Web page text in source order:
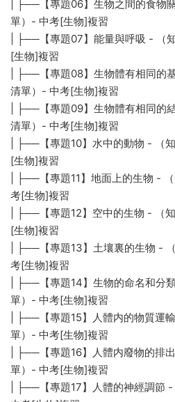
| ├──【專題06】生物之間的食物
單）- 中考[生物]複習
| ├──【專題07】能量與呼吸 - （
[生物]複習
| ├──【專題08】生物體有相同的
清單）- 中考[生物]複習
| ├──【專題09】生物體有相同的
清單）- 中考[生物]複習
| ├──【專題10】水中的動物 - （
[生物]複習
| ├──【專題11】地面上的生物 -
考[生物]複習
| ├──【專題12】空中的生物 - （
[生物]複習
| ├──【專題13】土壤裏的生物 -
考[生物]複習
| ├──【專題14】生物的命名和分
單）- 中考[生物]複習
| ├──【專題15】人體内的物質運
單）- 中考[生物]複習
| ├──【專題16】人體内廢物的排
單）- 中考[生物]複習
| ├──【專題17】人體的神經調節